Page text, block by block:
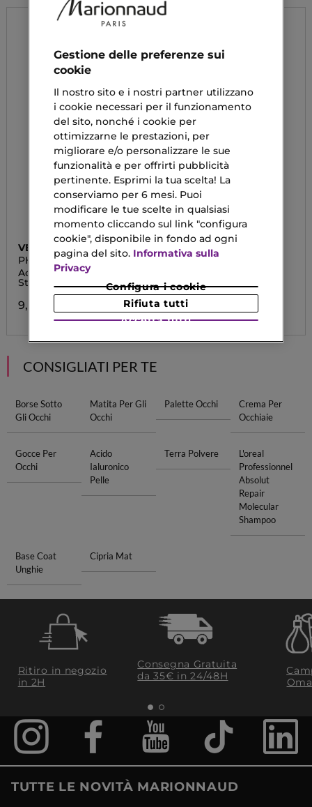
VEBIX
PHYTAMIN
Acqua Micellare
Struccante Lenitiva
9,20 €
MULAC
LAC - OFF
14,00 €
CONSIGLIATI PER TE
Borse Sotto
Gli Occhi
Matita Per Gli
Occhi
Palette Occhi
Crema Per
Occhiaie
Gocce Per
Occhi
Acido
Ialuronico
Pelle
Terra Polvere
L'oreal
Professionnel
Absolut
Repair
Molecular
Shampoo
Base Coat
Unghie
Cipria Mat
Ritiro in negozio
in 2H
Consegna Gratuita
da 35€​ in 24/48H
TUTTE LE NOVITÀ MARIONNAUD
Gestione delle preferenze sui
cookie
Il nostro sito e i nostri partner utilizzano
i cookie necessari per il funzionamento
del sito, nonché i cookie per
ottimizzarne le prestazioni, per
migliorare e/o personalizzare le sue
funzionalità e per offrirti pubblicità
pertinente. Esprimi la tua scelta! La
conserviamo per 6 mesi. Puoi
modificare le tue scelte in qualsiasi
momento cliccando sul link "configura
cookie", disponibile in fondo ad ogni
pagina del sito. Informativa sulla
Privacy
Configura i cookie
Rifiuta tutti
Accetta tutti